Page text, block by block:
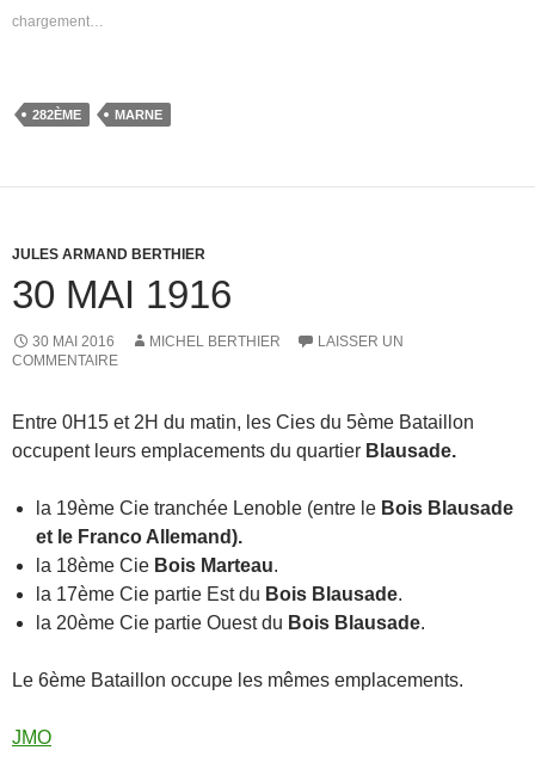
chargement…
282ÈME MARNE
JULES ARMAND BERTHIER
30 MAI 1916
30 MAI 2016 MICHEL BERTHIER
LAISSER UN
COMMENTAIRE
Entre 0H15 et 2H du matin, les Cies du 5ème Bataillon
occupent leurs emplacements du quartier Blausade.
la 19ème Cie tranchée Lenoble (entre le Bois Blausade
et le Franco Allemand).
la 18ème Cie Bois Marteau.
la 17ème Cie partie Est du Bois Blausade.
la 20ème Cie partie Ouest du Bois Blausade.
Le 6ème Bataillon occupe les mêmes emplacements.
JMO